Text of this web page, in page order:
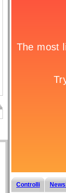
Controlli